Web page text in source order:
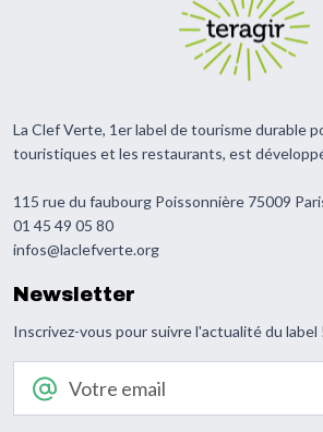
La Clef Verte, 1er label de tourisme durable
touristiques et les restaurants, est
115 rue du faubourg Poissonnière 75009
01 45 49 05 80
infos@laclefverte.org
Newsletter
Inscrivez-vous pour suivre l'actualité du label !